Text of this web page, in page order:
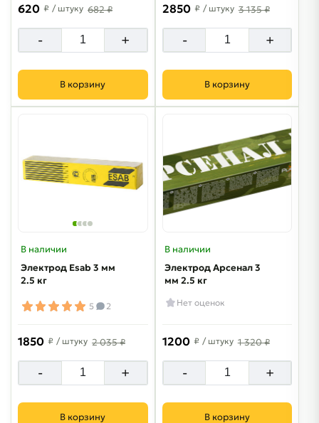
620 ₽ / штуку 682 ₽
- +
В корзину
2850 ₽ / штуку 3 135 ₽
- +
В корзину
В наличии
Электрод Esab 3 мм
2.5 кг
5 2
1850 ₽ / штуку 2 035 ₽
- +
В корзину
В наличии
Электрод Арсенал 3
мм 2.5 кг
Нет оценок
1200 ₽ / штуку 1 320 ₽
- +
В корзину